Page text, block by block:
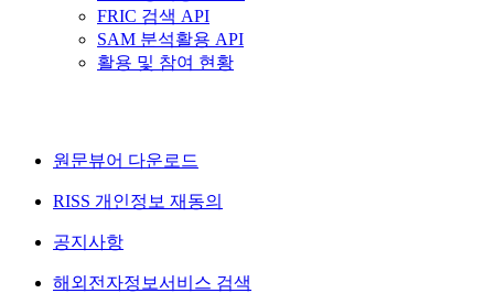
FRIC 검색 API
SAM 분석활용 API
활용 및 참여 현황
원문뷰어 다운로드
RISS 개인정보 재동의
공지사항
해외전자정보서비스 검색